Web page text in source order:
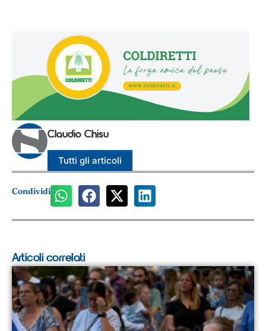
Claudio Chisu
Tutti gli articoli
Condividi
Articoli correlati